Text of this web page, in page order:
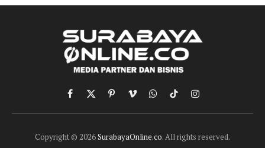
Facebook
X
(Twitter)
PinterestVimeoWhatsApp
TikTokInstagram
Copyright © 2026SurabayaOnline.co. All rights reserved.